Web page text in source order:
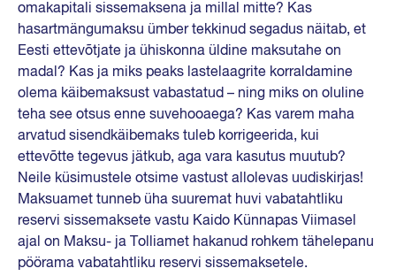
omakapitali sissemaksena ja millal mitte? Kas
hasartmängumaksu ümber tekkinud segadus näitab, et
Eesti ettevõtjate ja ühiskonna üldine maksutahe on
madal? Kas ja miks peaks lastelaagrite korraldamine
olema käibemaksust vabastatud – ning miks on oluline
teha see otsus enne suvehooaega? Kas varem maha
arvatud sisendkäibemaks tuleb korrigeerida, kui
ettevõtte tegevus jätkub, aga vara kasutus muutub?
Neile küsimustele otsime vastust allolevas uudiskirjas!
Maksuamet tunneb üha suuremat huvi vabatahtliku
reservi sissemaksete vastu Kaido Künnapas Viimasel
ajal on Maksu- ja Tolliamet hakanud rohkem tähelepanu
pöörama vabatahtliku reservi sissemaksetele.